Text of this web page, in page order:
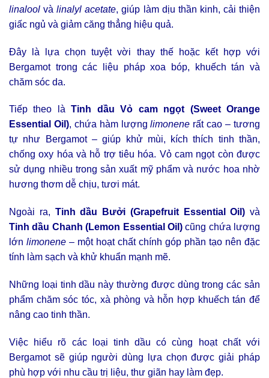
linalool vàlinalyl acetate, giúp làm dịu thần kinh, cải thiện
giấc ngủ và giảm căng thẳng hiệu quả.
Đây là lựa chọn tuyệt vời thay thế hoặc kết hợp với
Bergamot trong các liệu pháp xoa bóp, khuếch tán và
chăm sóc da.
Tiếp theo làTinh dầu Vỏ cam ngọt (Sweet Orange
Essential Oil), chứa hàm lượnglimonene rất cao – tương
tự như Bergamot – giúp khử mùi, kích thích tinh thần,
chống oxy hóa và hỗ trợ tiêu hóa. Vỏ cam ngọt còn được
sử dụng nhiều trong sản xuất mỹ phẩm và nước hoa nhờ
hương thơm dễ chịu, tươi mát.
Ngoài ra, Tinh dầu Bưởi (Grapefruit Essential Oil) và
Tinh dầu Chanh (Lemon Essential Oil)cũng chứa lượng
lớn limonene – một hoạt chất chính góp phần tạo nên đặc
tính làm sạch và khử khuẩn mạnh mẽ.
Những loại tinh dầu này thường được dùng trong các sản
phẩm chăm sóc tóc, xà phòng và hỗn hợp khuếch tán để
nâng cao tinh thần.
Việc hiểu rõ các loại tinh dầu có cùng hoạt chất với
Bergamot sẽ giúp người dùng lựa chọn được giải pháp
phù hợp với nhu cầu trị liệu, thư giãn hay làm đẹp.